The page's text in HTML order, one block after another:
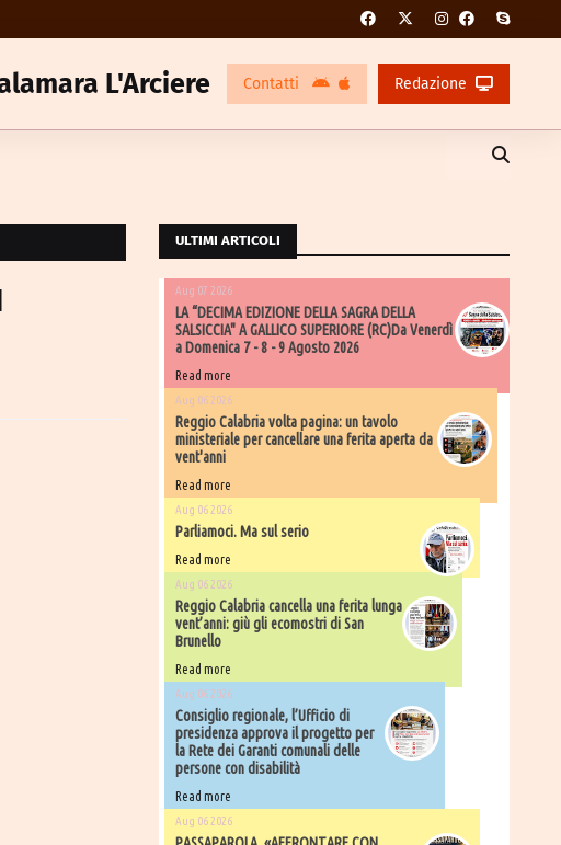
L'Arciere Contatti Redazione
ULTIMI ARTICOLI
Aug 07 2026
LA “DECIMA EDIZIONE DELLA SAGRA DELLA
SALSICCIA" A GALLICO SUPERIORE (RC)Da Venerdì
a Domenica 7 - 8 - 9 Agosto 2026
Read more
Aug 06 2026
​Reggio Calabria volta pagina: un tavolo
ministeriale per cancellare una ferita aperta da
vent'anni
Read more
Aug 06 2026
Parliamoci. Ma sul serio
Read more
Aug 06 2026
Reggio Calabria cancella una ferita lunga
vent’anni: giù gli ecomostri di San
Brunello
Read more
Aug 06 2026
Consiglio regionale, l’Ufficio di
presidenza approva il progetto per
la Rete dei Garanti comunali delle
persone con disabilità
Read more
Aug 06 2026